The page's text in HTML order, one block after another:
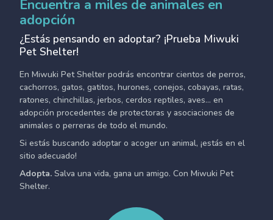
Encuentra a miles de animales en
adopción
¿Estás pensando en adoptar? ¡Prueba Miwuki
Pet Shelter!
En Miwuki Pet Shelter podrás encontrar cientos de perros,
cachorros, gatos, gatitos, hurones, conejos, cobayas, ratas,
ratones, chinchillas, jerbos, cerdos reptiles, aves... en
adopción procedentes de protectoras y asociaciones de
animales o perreras de todo el mundo.
Si estás buscando adoptar o acoger un animal, ¡estás en el
sitio adecuado!
Adopta. Salva una vida, gana un amigo. Con Miwuki Pet
Shelter.